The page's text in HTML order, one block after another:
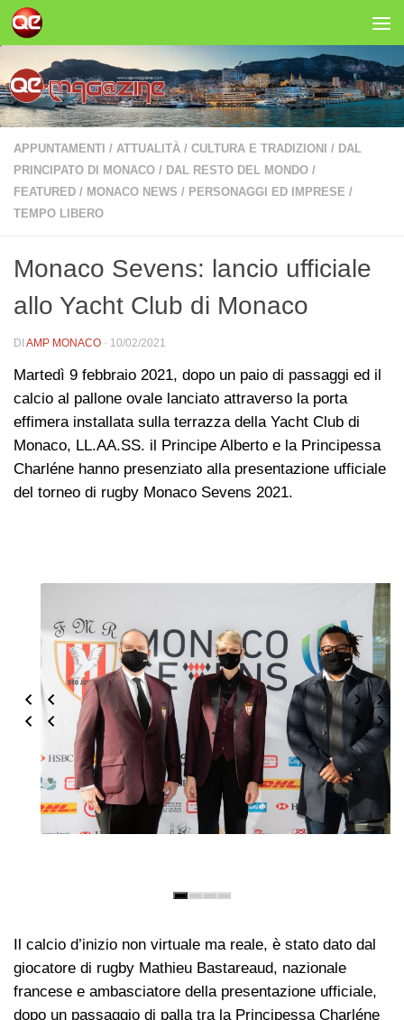
Salta al contenuto
APPUNTAMENTI / ATTUALITÀ / CULTURA E TRADIZIONI / DAL
PRINCIPATO DI MONACO / DAL RESTO DEL MONDO /
FEATURED / MONACO NEWS / PERSONAGGI ED IMPRESE /
TEMPO LIBERO
Monaco Sevens: lancio ufficiale
allo Yacht Club di Monaco
DI AMP MONACO · 10/02/2021
Martedì 9 febbraio 2021, dopo un paio di passaggi ed il
calcio al pallone ovale lanciato attraverso la porta
effimera installata sulla terrazza della Yacht Club di
Monaco, LL.AA.SS. il Principe Alberto e la Principessa
Charléne hanno presenziato alla presentazione ufficiale
del torneo di rugby Monaco Sevens 2021.
Il calcio d’inizio non virtuale ma reale, è stato dato dal
giocatore di rugby Mathieu Bastareaud, nazionale
francese e ambasciatore della presentazione ufficiale,
dopo un passaggio di palla tra la Principessa Charléne